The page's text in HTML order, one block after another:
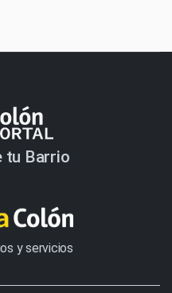
tu Barrio
y servicios